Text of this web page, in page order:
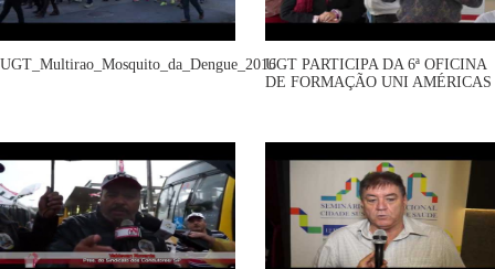
UGT_Multirao_Mosquito_da_Dengue_2016UGT PARTICIPA DA 6ª OFICINA
DE FORMAÇÃO UNI AMÉRICAS